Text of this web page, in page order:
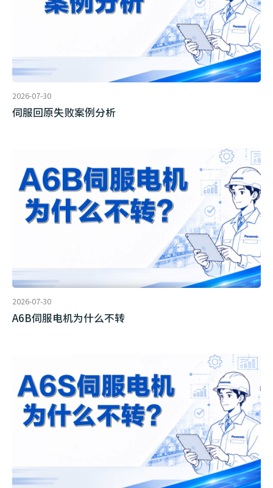
2026-07-30
伺服回原失败案例分析
2026-07-30
A6B伺服电机为什么不转